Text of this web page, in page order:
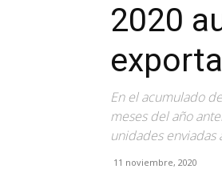
2020
En el acumulado
meses del año
unidades
11 noviembre, 2020